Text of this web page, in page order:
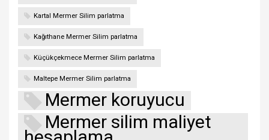
Kartal Mermer Silim parlatma
Kağıthane Mermer Silim parlatma
Küçükçekmece Mermer Silim parlatma
Maltepe Mermer Silim parlatma
Mermer koruyucu
Mermer silim maliyet